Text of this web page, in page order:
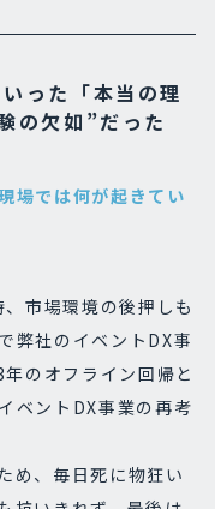
った「本当の理
の欠如”だった
場では何が起きてい
市場環境の後押しも
弊社のイベントDX事
のオフライン回帰と
ベントDX事業の再考
め、毎日死に物狂い